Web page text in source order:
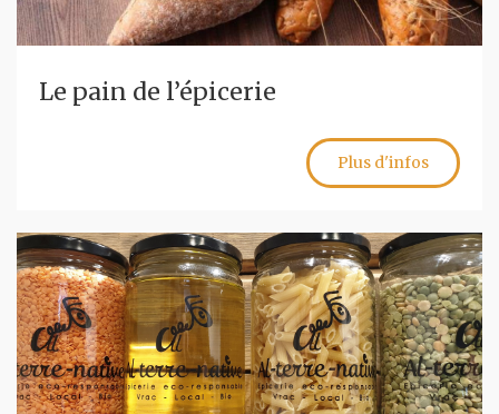
Le pain de l’épicerie
Plus d'infos